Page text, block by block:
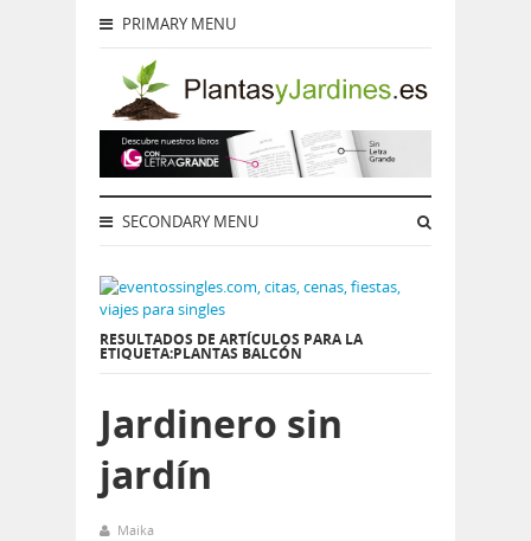
PRIMARY MENU
SECONDARY MENU
RESULTADOS DE ARTÍCULOS PARA LA
ETIQUETA:PLANTAS BALCÓN
Jardinero sin
jardín
Maika